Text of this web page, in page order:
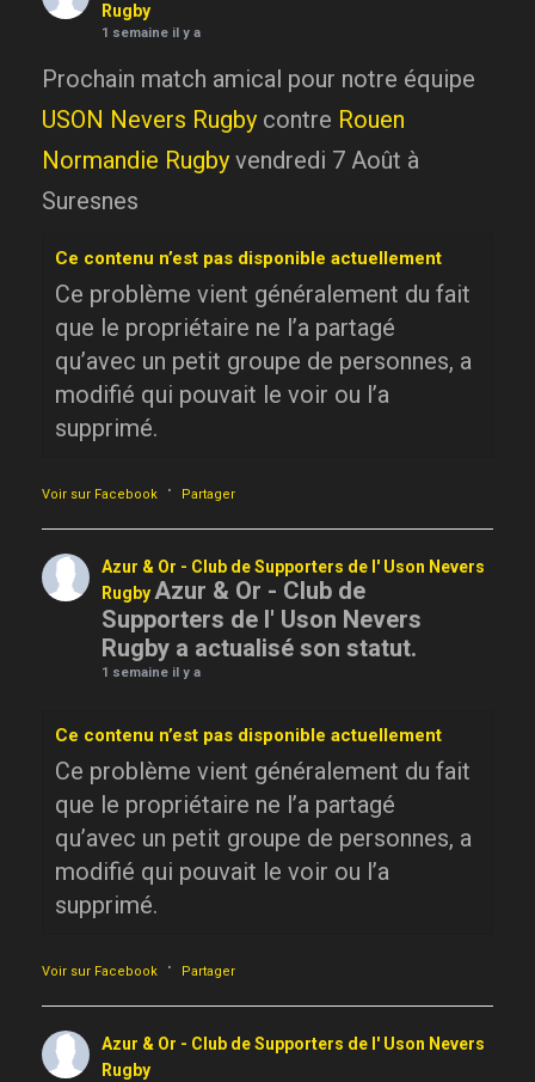
Rugby
1 semaine il y a
Prochain match amical pour notre équipe
USON Nevers Rugby contre Rouen
Normandie Rugby vendredi 7 Août à
Suresnes
Ce contenu n’est pas disponible actuellement
Ce problème vient généralement du fait
que le propriétaire ne l’a partagé
qu’avec un petit groupe de personnes, a
modifié qui pouvait le voir ou l’a
supprimé.
Voir sur Facebook · Partager
Azur & Or - Club de Supporters de l' Uson Nevers
RugbyAzur & Or - Club de
Supporters de l' Uson Nevers
Rugby a actualisé son statut.
1 semaine il y a
Ce contenu n’est pas disponible actuellement
Ce problème vient généralement du fait
que le propriétaire ne l’a partagé
qu’avec un petit groupe de personnes, a
modifié qui pouvait le voir ou l’a
supprimé.
Voir sur Facebook · Partager
Azur & Or - Club de Supporters de l' Uson Nevers
Rugby